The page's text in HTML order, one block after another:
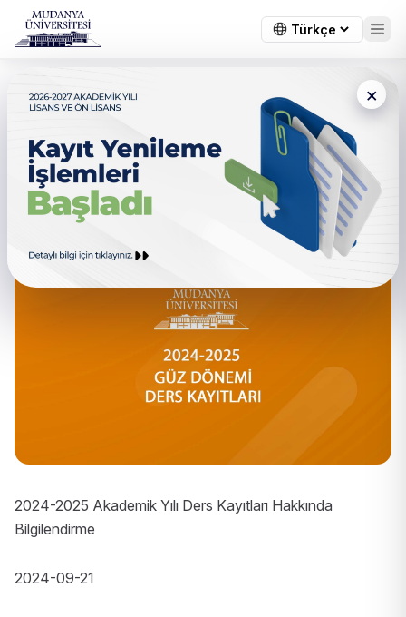
×
← Tüm duyurular
2024-2025 Akademik Yılı Ders
Kayıtları Hakkında
Bilgilendirme
2024-2025 Akademik Yılı Ders Kayıtları Hakkında
Bilgilendirme
2024-09-21